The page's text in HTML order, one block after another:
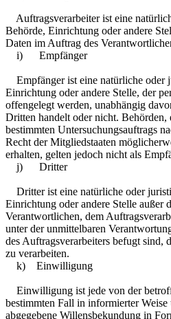
Auftragsverarbeiter ist eine
Behörde, Einrichtung oder andere
Daten im Auftrag des
i) Empfänger
Empfänger ist eine natürliche oder
Einrichtung oder andere Stelle, der
offengelegt werden, unabhängig
Dritten handelt oder nicht. Behörden,
bestimmten Untersuchungsauftrags
Recht der Mitgliedstaaten
erhalten, gelten jedoch nicht als
j) Dritter
Dritter ist eine natürliche oder
Einrichtung oder andere Stelle außer
Verantwortlichen, dem
unter der unmittelbaren
des Auftragsverarbeiters befugt sind,
zu verarbeiten.
k) Einwilligung
Einwilligung ist jede von der
bestimmten Fall in informierter Weise
abgegebene Willensbekundung in